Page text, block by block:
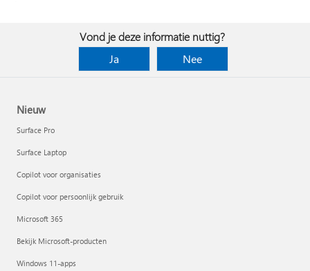
Vond je deze informatie nuttig?
Ja
Nee
Nieuw
Surface Pro
Surface Laptop
Copilot voor organisaties
Copilot voor persoonlijk gebruik
Microsoft 365
Bekijk Microsoft-producten
Windows 11-apps